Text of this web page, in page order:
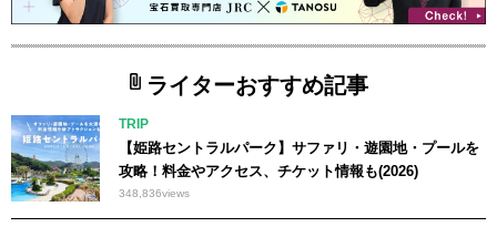
ライターおすすめ記事
TRIP
【姫路セントラルパーク】サファリ・遊園地・プールを
攻略！料金やアクセス、チケット情報も(2026)
348,836views